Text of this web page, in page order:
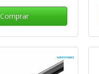
Comprar